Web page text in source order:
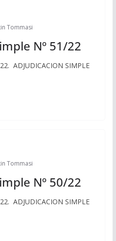
Tommasi
Nº 51/22
ADJUDICACION SIMPLE
Tommasi
Nº 50/22
ADJUDICACION SIMPLE